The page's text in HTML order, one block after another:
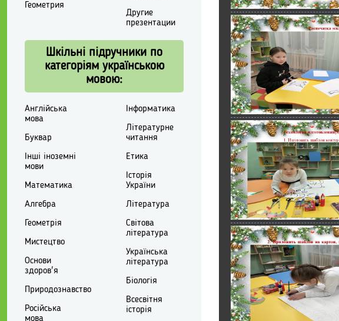
Геометрия
Другие
презентации
Шкільні підручники по
категоріям українською
мовою:
Англійська
мова
Буквар
Інші іноземні
мови
Математика
Алгебра
Геометрія
Мистецтво
Основи
здоров'я
Природознавство
Російська
мова
Інформатика
Літературне
читання
Етика
Історія
України
Література
Світова
література
Українська
література
Біологія
Всесвітня
історія